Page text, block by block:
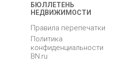
БЮЛЛЕТЕНЬ
НЕДВИЖИМОСТИ
Правила перепечатки
Политика
конфиденциальности
BN.ru